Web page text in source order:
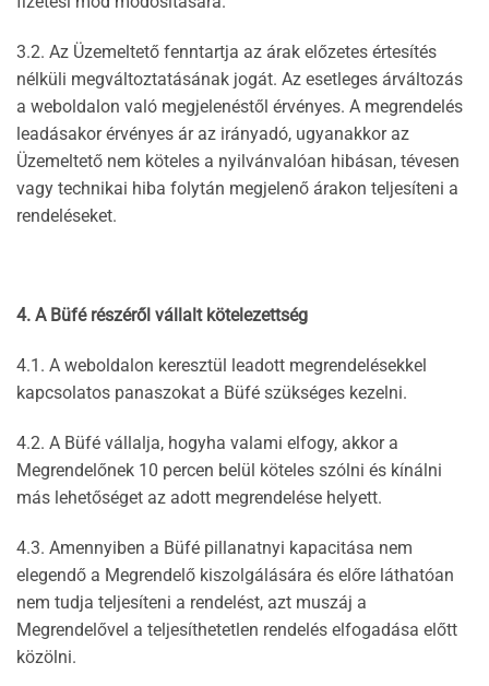
3.2. Az Üzemeltető fenntartja az árak előzetes értesítés
nélküli megváltoztatásának jogát. Az esetleges árváltozás
a weboldalon való megjelenéstől érvényes. A megrendelés
leadásakor érvényes ár az irányadó, ugyanakkor az
Üzemeltető nem köteles a nyilvánvalóan hibásan, tévesen
vagy technikai hiba folytán megjelenő árakon teljesíteni a
rendeléseket.
4. A Büfé részéről vállalt kötelezettség
4.1. A weboldalon keresztül leadott megrendelésekkel
kapcsolatos panaszokat a Büfé szükséges kezelni.
4.2. A Büfé vállalja, hogyha valami elfogy, akkor a
Megrendelőnek 10 percen belül köteles szólni és kínálni
más lehetőséget az adott megrendelése helyett.
4.3. Amennyiben a Büfé pillanatnyi kapacitása nem
elegendő a Megrendelő kiszolgálására és előre láthatóan
nem tudja teljesíteni a rendelést, azt muszáj a
Megrendelővel a teljesíthetetlen rendelés elfogadása előtt
közölni.